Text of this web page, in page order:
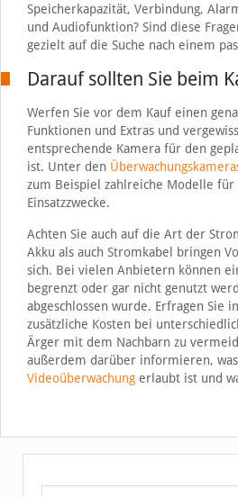
Speicherkapazität, Verbindung,
und Audiofunktion? Sind diese
gezielt auf die Suche nach einem
Darauf sollten Sie beim
Werfen Sie vor dem Kauf einen
Funktionen und Extras und
entsprechende Kamera für den
ist. Unter den
zum Beispiel zahlreiche Modelle für
Einsatzzwecke.
Achten Sie auch auf die Art der
Akku als auch Stromkabel bringen
sich. Bei vielen Anbietern können
begrenzt oder gar nicht genutzt
abgeschlossen wurde. Erfragen Sie
zusätzliche Kosten bei
Ärger mit dem Nachbarn zu
außerdem darüber informieren,
Videoüberwachungerlaubt ist und